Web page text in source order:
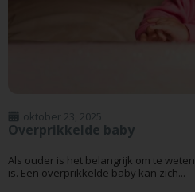
Overprikkelde baby
oktober 23, 2025
Als ouder is het belangrijk om te
is. Een overprikkelde baby kan zich...